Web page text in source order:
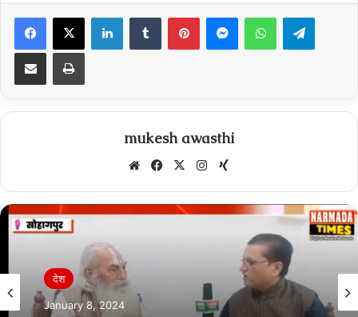
Facebook
X LinkedInTumblr PinterestMessengerWhatsApp
Share via Email Print
mukesh awasthi
WebsiteFacebook
X Instagram
देश
Breaking News
July 30, 2023